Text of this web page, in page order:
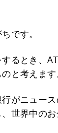
です。
るとき、
と考えます
がニュー
世界中の